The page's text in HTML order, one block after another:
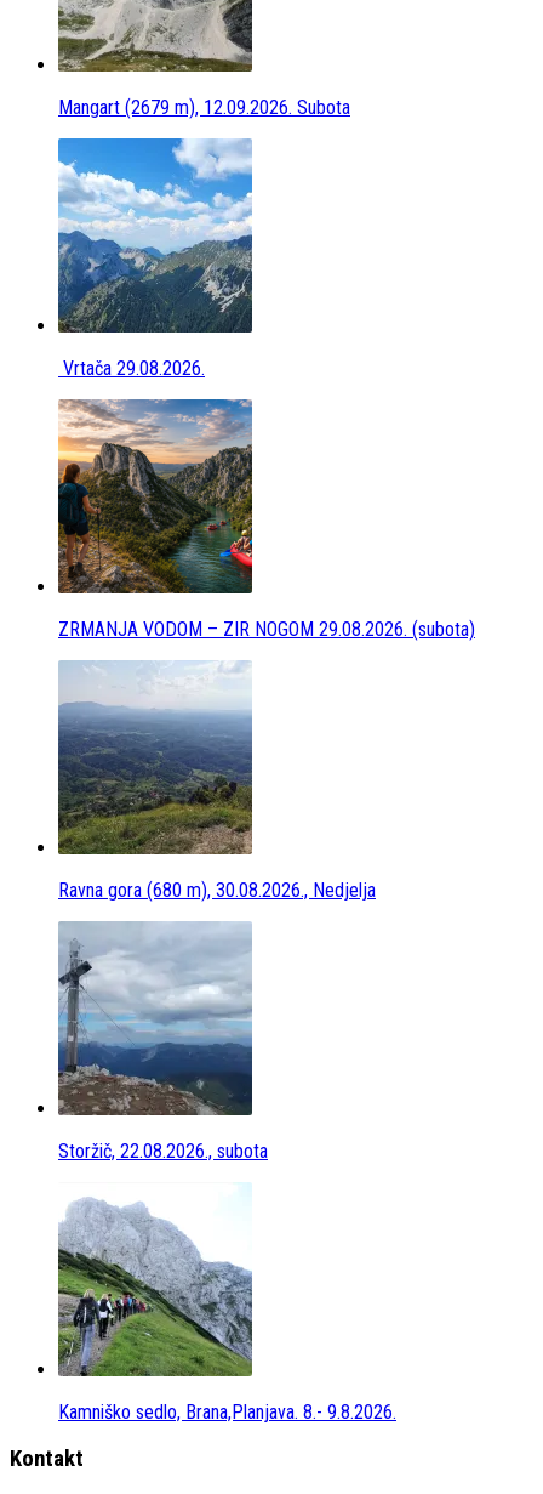
Mangart (2679 m), 12.09.2026. Subota
Vrtača 29.08.2026.
ZRMANJA VODOM – ZIR NOGOM 29.08.2026. (subota)
Ravna gora (680 m), 30.08.2026., Nedjelja
Storžič, 22.08.2026., subota
Kamniško sedlo, Brana,Planjava. 8.- 9.8.2026.
Kontakt